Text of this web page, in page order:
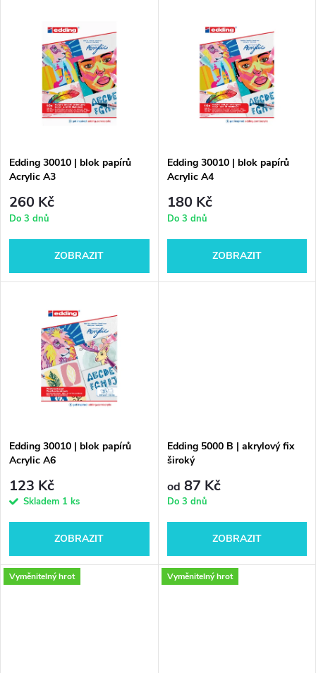
p
r
o
d
Nejprodávanější
Abecedně
s
p
r
ů
Edding 30010 | blok papírů
Acrylic A3
260 Kč
Do 3 dnů
ZOBRAZIT
Edding 30010 | blok papírů
Acrylic A4
180 Kč
Do 3 dnů
ZOBRAZIT
Edding 30010 | blok papírů
Acrylic A6
123 Kč
Skladem 1 ks
ZOBRAZIT
Edding 5000 B | akrylový fix
široký
od 87 Kč
Do 3 dnů
ZOBRAZIT
Vyměnitelný hrot Vyměnitelný hrot